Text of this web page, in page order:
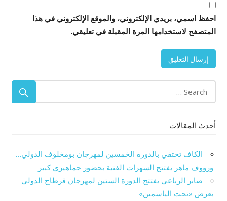
احفظ اسمي، بريدي الإلكتروني، والموقع الإلكتروني في هذا
المتصفح لاستخدامها المرة المقبلة في تعليقي.
أحدث المقالات
الكاف تحتفي بالدورة الخمسين لمهرجان بومخلوف الدولي…
ورؤوف ماهر يفتتح السهرات الفنية بحضور جماهيري كبير
صابر الرباعي يفتتح الدورة الستين لمهرجان قرطاج الدولي
بعرض «تحت الياسمين»